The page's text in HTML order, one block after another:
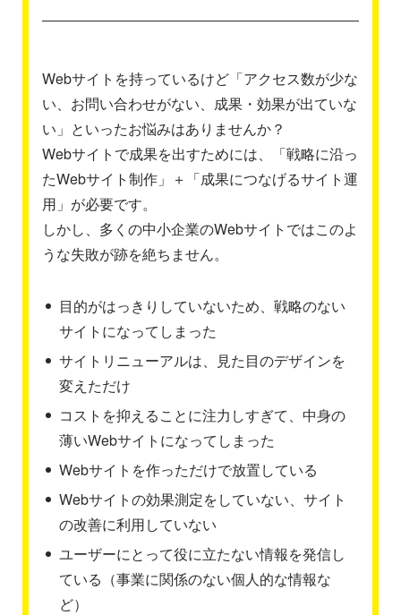
Webサイトを持っているけど「アクセス数が少な
い、お問い合わせがない、成果・効果が出ていな
い」といったお悩みはありませんか？
Webサイトで成果を出すためには、「戦略に沿っ
たWebサイト制作」＋「成果につなげるサイト運
用」が必要です。
しかし、多くの中小企業のWebサイトではこのよ
うな失敗が跡を絶ちません。
目的がはっきりしていないため、戦略のない
サイトになってしまった
サイトリニューアルは、見た目のデザインを
変えただけ
コストを抑えることに注力しすぎて、中身の
薄いWebサイトになってしまった
Webサイトを作っただけで放置している
Webサイトの効果測定をしていない、サイト
の改善に利用していない
ユーザーにとって役に立たない情報を発信し
ている（事業に関係のない個人的な情報な
ど）